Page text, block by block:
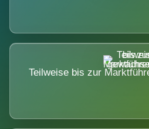
Teilweise bis zur